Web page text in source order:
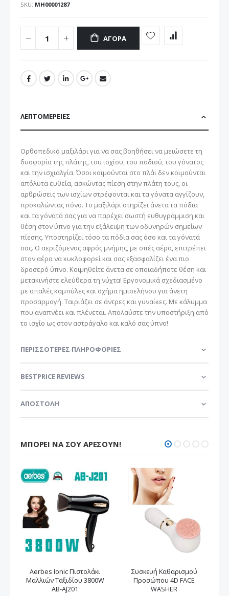
SKU ΜΗ00001287
ΑΓΟΡΆ
ΛΕΠΤΟΜΈΡΕΙΕΣ
Ορθοπεδικό μαξιλάρι για να σας βοηθήσει να μειώσετε τη
δυσφορία της πλάτης, του ισχίου, του ποδιού, του γόνατος
και την ισχιαλγία. Όσοι κοιμούνται στο πλάι δεν κοιμούνται
απόλυτα ευθεία, ασκώντας πίεση στην πλάτη τους, οι
αρθρώσεις των ισχίων στρέφονται και τα γόνατα αγγίζουν,
προκαλώντας πόνο. Το μαξιλάρι στηρίζει άνετα τα πόδια
και τα γόνατά σας για να παρέχει σωστή ευθυγράμμιση και
θέση στον ύπνο για την εξάλειψη των οδυνηρών σημείων
πίεσης. Υποστηρίζει τόσο τα πόδια σας όσο και τα γόνατά
σας. Ο αεριζόμενος αφρός μνήμης, με οπές αέρα, επιτρέπει
στον αέρα να κυκλοφορεί και σας εξασφαλίζει ένα πιο
δροσερό ύπνο. Κοιμηθείτε άνετα σε οποιαδήποτε θέση και
μετακινήστε ελεύθερα τη νύχτα! Εργονομικά σχεδιασμένο
με απαλές καμπύλες και σχήμα ημισελήνου για άνετη
προσαρμογή. Ταιριάζει σε άντρες και γυναίκες. Με κάλυμμα
που αναπνέει και πλένεται. Απολαύστε την υποστήριξη από
το ισχίο ως στον αστράγαλο και καλό σας ύπνο!
ΠΕΡΙΣΣΌΤΕΡΕΣ ΠΛΗΡΟΦΟΡΊΕΣ
BESTPRICE REVIEWS
ΑΠΟΣΤΟΛΗ
ΜΠΟΡΕΊ ΝΑ ΣΟΥ ΑΡΈΣΟΥΝ!
Aerbes Ionic Πιστολάκι
Μαλλιών Ταξιδίου 3800W
AB-AJ201
Συσκευή Καθαρισμού
Προσώπου 4D FACE
WASHER